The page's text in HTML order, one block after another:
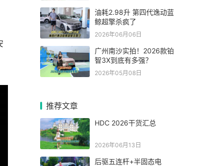
油耗2.98升 第四代逸动蓝
鲸超擎杀疯了
2026年06月06日
广州南沙实拍！2026款铂
智3X到底有多强？
2026年05月08日
推荐文章
HDC 2026干货汇总
2026年06月13日
后驱五连杆+半固态电